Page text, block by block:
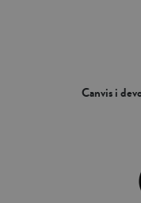
Canvis i